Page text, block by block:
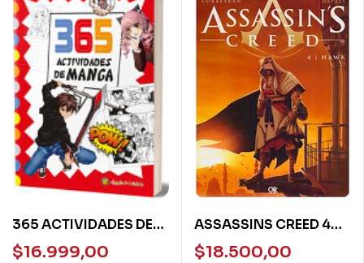
365 ACTIVIDADES DE
MANGA
$16.999,00
ASSASSINS CREED 4
HAWK
$18.500,00